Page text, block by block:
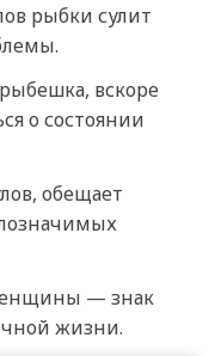
рыбки сулит
вскоре
о состоянии
обещает
— знак
жизни.